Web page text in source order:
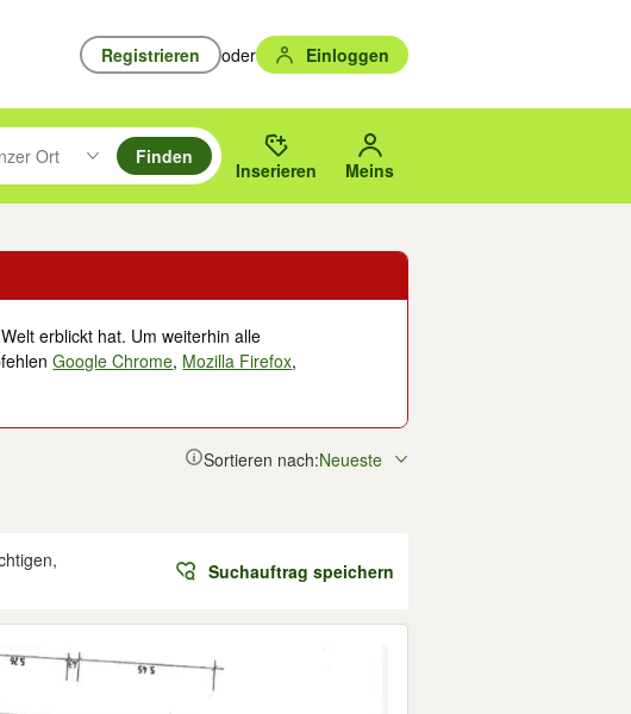
Registrieren oder Einloggen
unten durchsuchen und mit Eingabetaste auswählen.
drücken um zu suchen, oder Vorschläge mit den Pfeiltasten nach oben/
Ort
im Umkreis des gewählten Orts oder PLZ.
Finden
Inserieren Meins
erblickt hat. Um weiterhin alle
Google Chrome, Mozilla Firefox,
Sortieren nach:Neueste
Suchauftrag speichern